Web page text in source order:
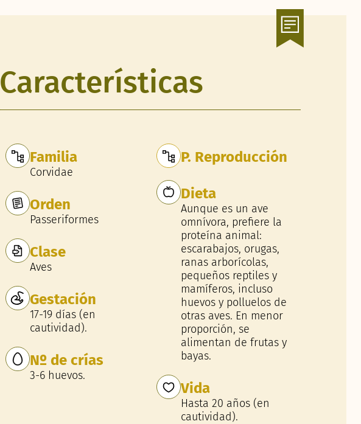
Características
Familia
Corvidae
Orden
Passeriformes
Clase
Aves
Gestación
17-19 días (en
cautividad).
Nº de crías
3-6 huevos.
P. Reproducción
Dieta
Aunque es un ave
omnívora, prefiere la
proteína animal:
escarabajos, orugas,
ranas arborícolas,
pequeños reptiles y
mamíferos, incluso
huevos y polluelos de
otras aves. En menor
proporción, se
alimentan de frutas y
bayas.
Vida
Hasta 20 años (en
cautividad).